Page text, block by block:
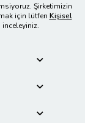
Şirketimizin
için lütfen Kişisel
inceleyiniz.